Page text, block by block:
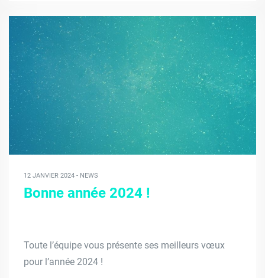
12 JANVIER 2024 - NEWS
Bonne année 2024 !
Toute l’équipe vous présente ses meilleurs vœux
pour l’année 2024 !